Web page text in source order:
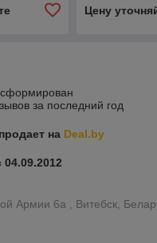
Цену
сформирован
за последний год
на Deal.by
04.09.2012
Армии 6а , Витебск,